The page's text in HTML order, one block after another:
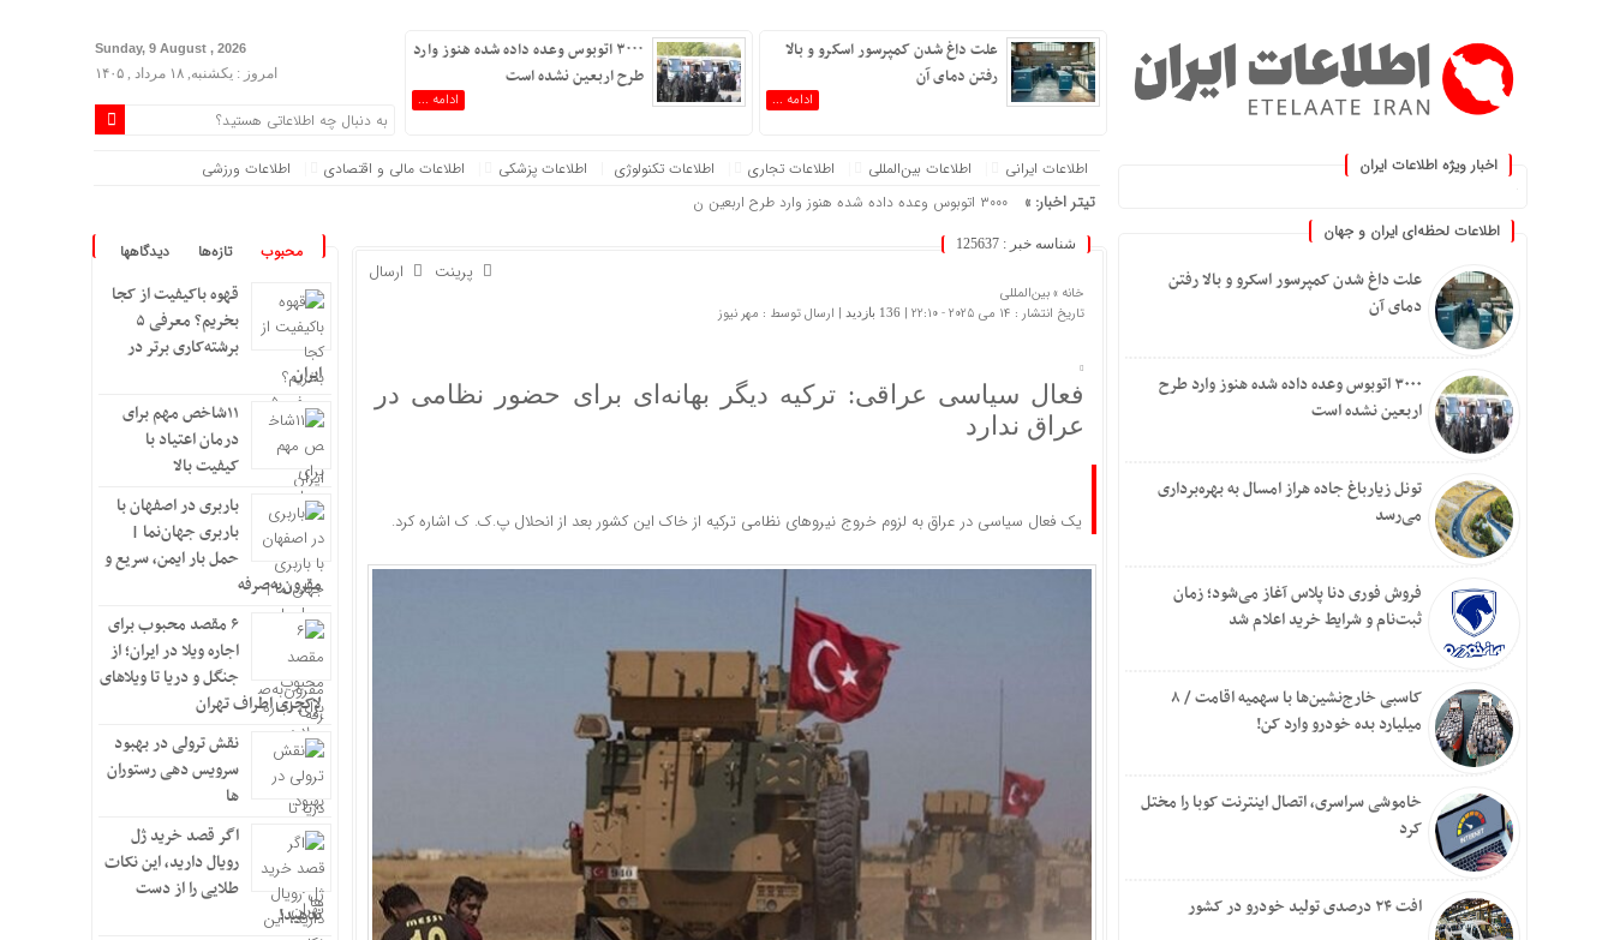
اخبار ویژه اطلاعات ایران
اطلاعات لحظه‌ای ایران و جهان
علت داغ شدن کمپرسور اسکرو و بالا رفتن
دمای آن
۳۰۰۰ اتوبوس وعده داده شده هنوز وارد طرح
اربعین نشده است
تونل زیارباغ جاده هراز امسال به بهره‌برداری
می‌رسد
فروش فوری دنا پلاس آغاز می‌شود؛ زمان
ثبت‌نام و شرایط خرید اعلام شد
کاسبی خارج‌نشین‌ها با سهمیه اقامت / ۸
میلیارد بده خودرو وارد کن!
خاموشی سراسری، اتصال اینترنت کوبا را مختل
کرد
افت ۲۴ درصدی تولید خودرو در کشور
علت داغ شدن کمپرسور اسکرو و بالا
رفتن دمای آن
ادامه ...
۳۰۰۰ اتوبوس وعده داده شده هنوز وارد
طرح اربعین نشده است
ادامه ...
Sunday, 9 August , 2026
امروز : یکشنبه, ۱۸ مرداد , ۱۴۰۵
اطلاعات‌ ‎ایرانی اطلاعات بین‌المللی اطلاعات تجاری اطلاعات تکنولوژی اطلاعات پزشکی اطلاعات مالی و اقتصادی اطلاعات ورزشی
تیتر اخبار: » ۳۰۰۰ اتوبوس وعده داده شده هنوز وارد طرح اربعین نشده است
شناسه خبر : 125637
ارسال پرینت
خانه »بین‌المللی
تاریخ انتشار : 14 می 2025 - 22:10 |
136 بازدید | ارسال توسط : مهر نیوز
فعال سیاسی عراقی: ترکیه دیگر بهانه‌ای برای حضور نظامی در
عراق ندارد
یک فعال سیاسی در عراق به لزوم خروج نیروهای نظامی ترکیه از خاک این کشور بعد از انحلال پ.ک. ک اشاره کرد.
محبوب تازه‌ها دیدگاهها
قهوه باکیفیت از کجا
بخریم؟ معرفی ۵
برشته‌کاری برتر در
ایران
۱۱شاخص مهم برای
درمان اعتیاد با
کیفیت بالا
باربری در اصفهان با
باربری جهان‌نما |
حمل بار ایمن، سریع و
مقرون‌به‌صرفه
۶ مقصد محبوب برای
اجاره ویلا در ایران؛ از
جنگل و دریا تا ویلاهای
لاکچری اطراف تهران
نقش ترولی در بهبود
سرویس دهی رستوران
ها
اگر قصد خرید ژل
رویال دارید، این نکات
طلایی را از دست
ندهید!